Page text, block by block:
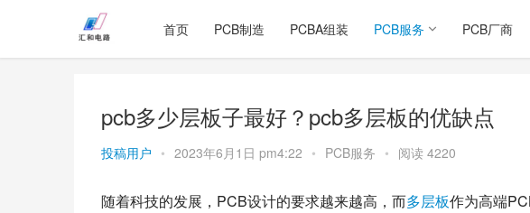
首页 PCB制造 PCBA组装 PCB服务 PCB厂商
pcb多少层板子最好？pcb多层板的优缺点
投稿用户 • 2023年6月1日 pm4:22 • PCB服务 • 阅读 4220
随着科技的发展，PCB设计的要求越来越高，而多层板作为高端